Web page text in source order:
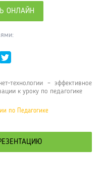
ОНЛАЙН
технологии – эффективное
к уроку по педагогике
по Педагогике